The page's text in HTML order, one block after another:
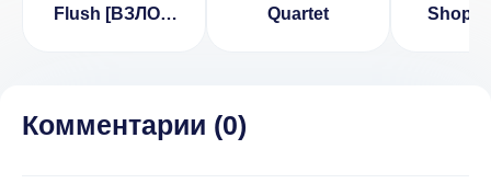
Flush [ВЗЛОМ
Quartet
Shop-
Комментарии (0)